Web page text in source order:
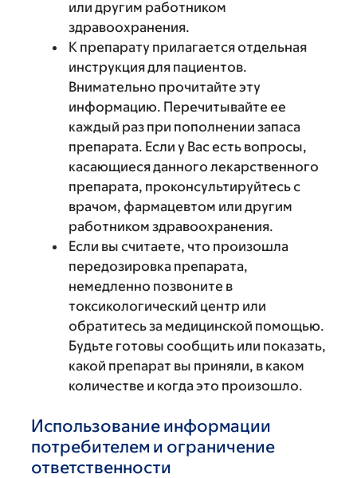
или другим работником
здравоохранения.
К препарату прилагается отдельная
инструкция для пациентов.
Внимательно прочитайте эту
информацию. Перечитывайте ее
каждый раз при пополнении запаса
препарата. Если у Вас есть вопросы,
касающиеся данного лекарственного
препарата, проконсультируйтесь с
врачом, фармацевтом или другим
работником здравоохранения.
Если вы считаете, что произошла
передозировка препарата,
немедленно позвоните в
токсикологический центр или
обратитесь за медицинской помощью.
Будьте готовы сообщить или показать,
какой препарат вы приняли, в каком
количестве и когда это произошло.
Использование информации
потребителем и ограничение
ответственности